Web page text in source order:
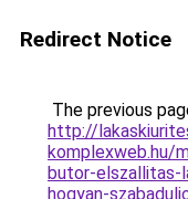
Redirect Notice
The previous
http://
komplexweb.hu/
butor-elszallitas-
hogyan-